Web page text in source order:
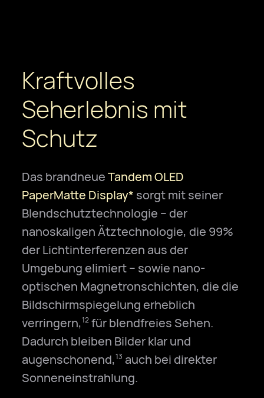
Kraftvolles
Seherlebnis mit
Schutz
Das brandneueTandem OLED
PaperMatte Display* sorgt mit seiner
Blendschutztechnologie – der
nanoskaligen Ätztechnologie, die 99%
der Lichtinterferenzen aus der
Umgebung elimiert – sowie nano-
optischen Magnetronschichten, die die
Bildschirmspiegelung erheblich
verringern,12 für blendfreies Sehen.
Dadurch bleiben Bilder klar und
augenschonend,13 auch bei direkter
Sonneneinstrahlung.